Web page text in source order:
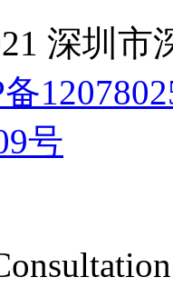
深圳市
号